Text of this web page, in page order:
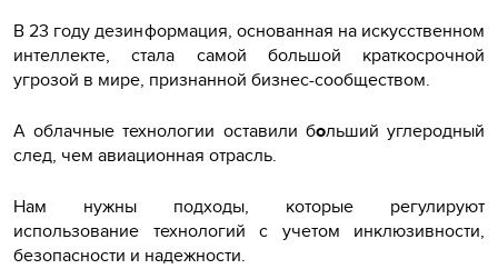
В 23 году дезинформация, основанная на искусственном
интеллекте, стала самой большой краткосрочной
угрозой в мире, признанной бизнес-сообществом.
А облачные технологии оставили больший углеродный
след, чем авиационная отрасль.
Нам нужны подходы, которые регулируют
использование технологий с учетом инклюзивности,
безопасности и надежности.